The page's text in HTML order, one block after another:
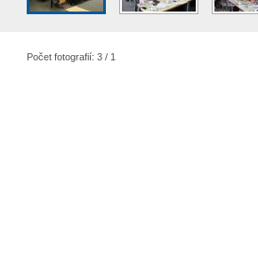
Počet fotografií: 3 / 1